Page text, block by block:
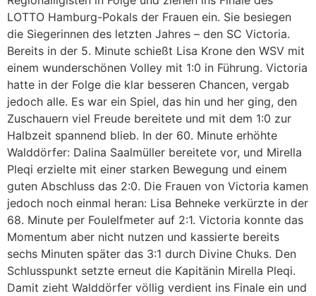
LOTTO Hamburg-Pokals der Frauen ein. Sie besiegen
die Siegerinnen des letzten Jahres – den SC Victoria.
Bereits in der 5. Minute schießt Lisa Krone den WSV mit
einem wunderschönen Volley mit 1:0 in Führung. Victoria
hatte in der Folge die klar besseren Chancen, vergab
jedoch alle. Es war ein Spiel, das hin und her ging, den
Zuschauern viel Freude bereitete und mit dem 1:0 zur
Halbzeit spannend blieb. In der 60. Minute erhöhte
Walddörfer: Dalina Saalmüller bereitete vor, und Mirella
Pleqi erzielte mit einer starken Bewegung und einem
guten Abschluss das 2:0. Die Frauen von Victoria kamen
jedoch noch einmal heran: Lisa Behneke verkürzte in der
68. Minute per Foulelfmeter auf 2:1. Victoria konnte das
Momentum aber nicht nutzen und kassierte bereits
sechs Minuten später das 3:1 durch Divine Chuks. Den
Schlusspunkt setzte erneut die Kapitänin Mirella Pleqi.
Damit zieht Walddörfer völlig verdient ins Finale ein und